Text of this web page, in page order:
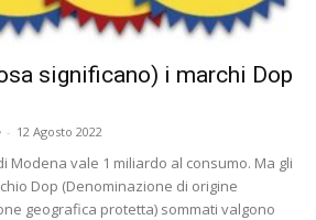
significano) i marchi Dop
- 12 Agosto 2022
Modena vale 1 miliardo al consumo. Ma gli
Dop (Denominazione di origine
geografica protetta) sommati valgono